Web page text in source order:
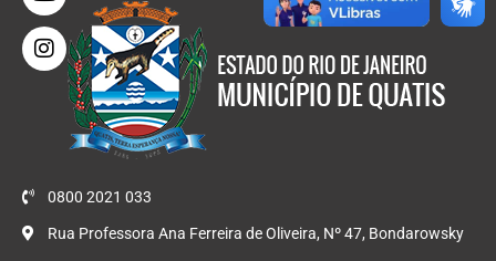
0800 2021 033
Rua Professora Ana Ferreira de Oliveira, Nº 47, Bondarowsky